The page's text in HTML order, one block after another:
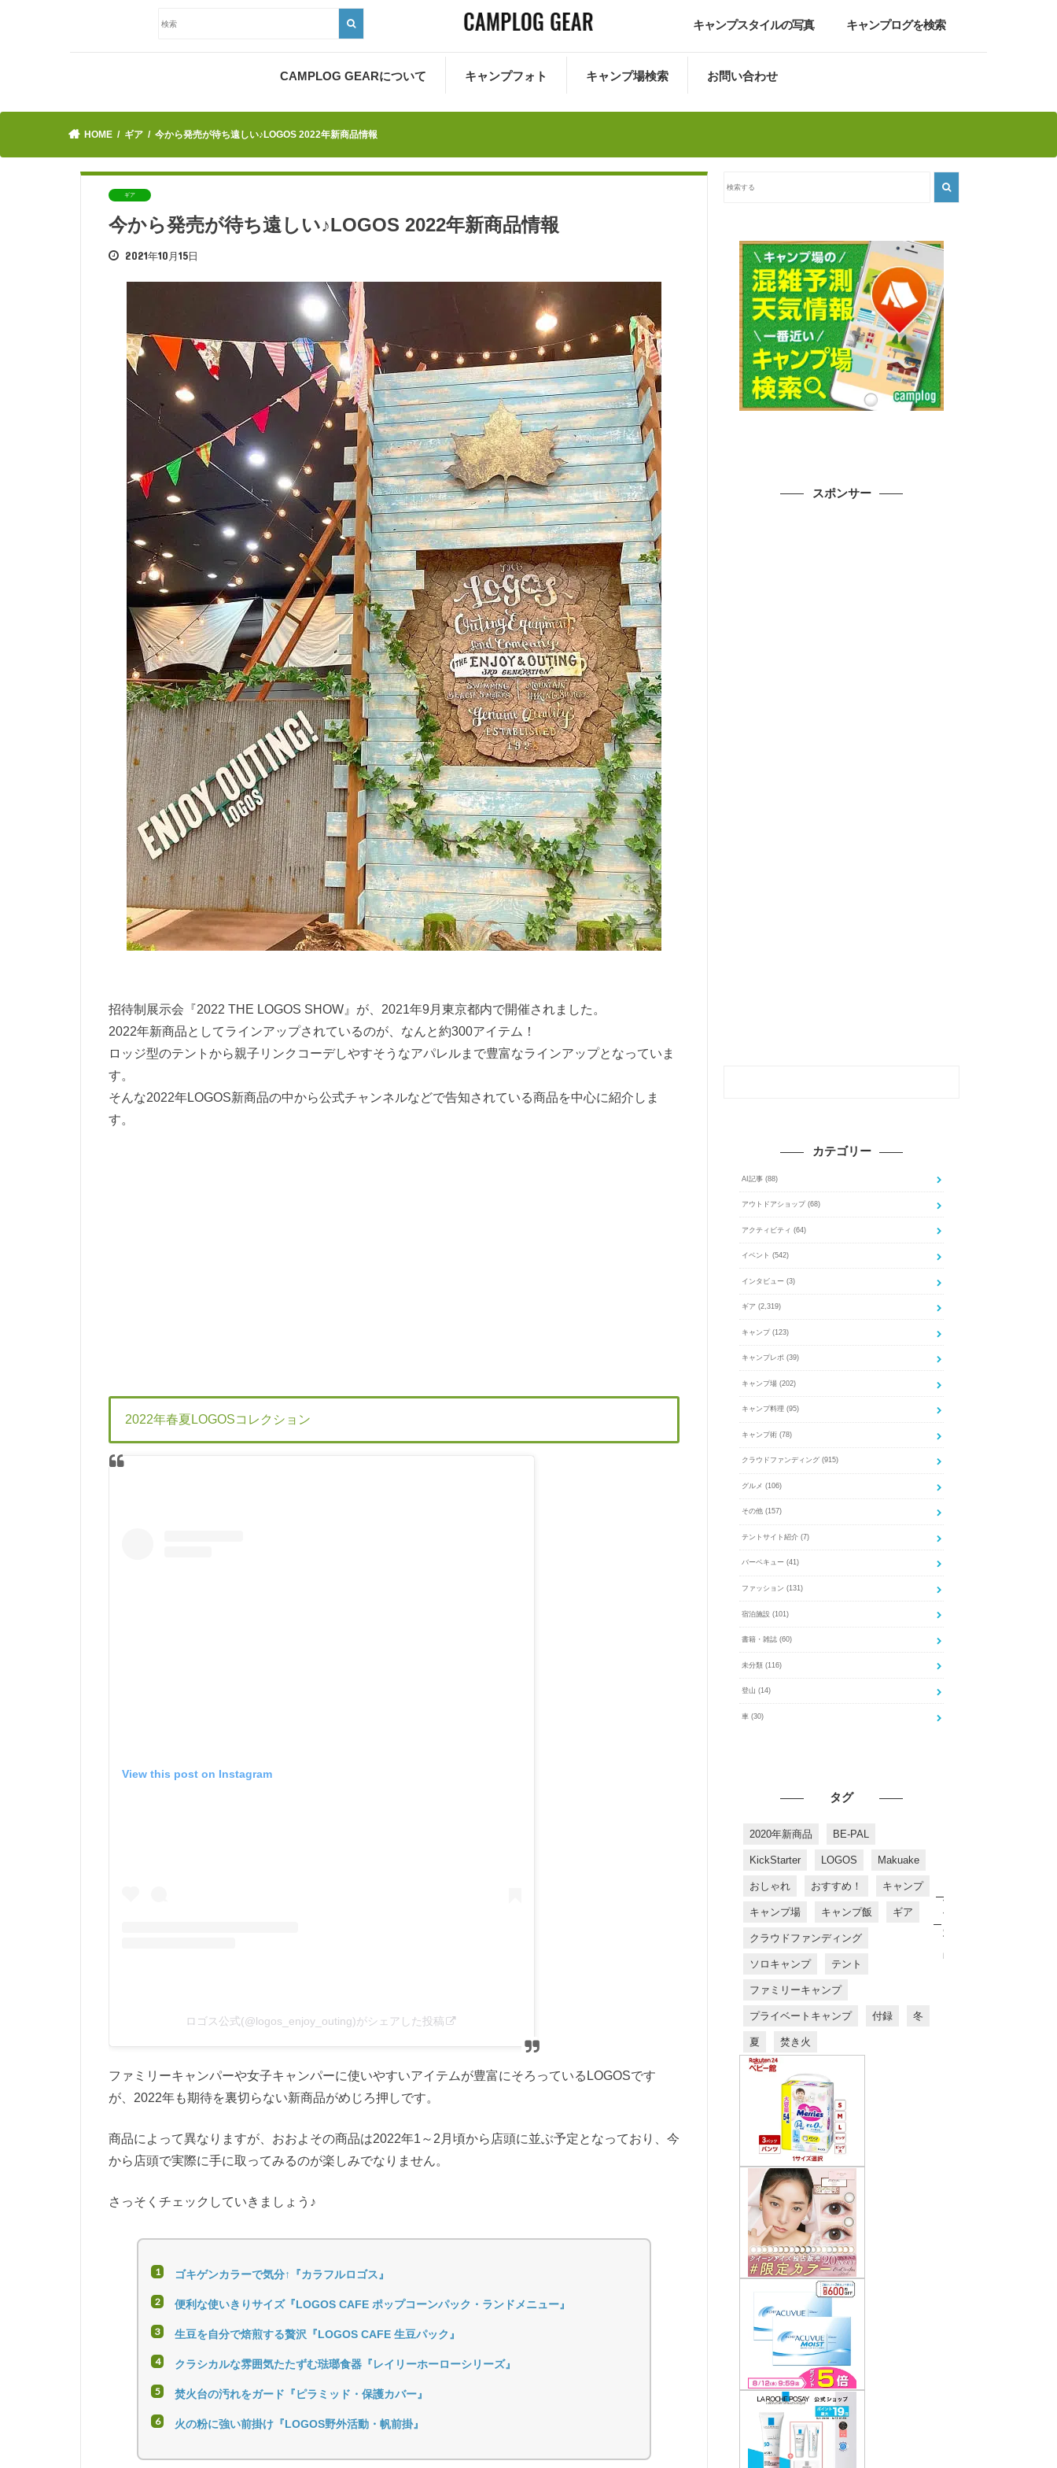
キャンプスタイルの写真 キャンプログを検索
CAMPLOG GEARについて キャンプフォト キャンプ場検索 お問い合わせ
HOME ギア 今から発売が待ち遠しい♪LOGOS 2022年新商品情報
ギア
今から発売が待ち遠しい♪LOGOS 2022年新商品情報
2021年10月15日
招待制展示会『2022 THE LOGOS SHOW』が、2021年9月東京都内で開催されました。
2022年新商品としてラインアップされているのが、なんと約300アイテム！
ロッジ型のテントから親子リンクコーデしやすそうなアパレルまで豊富なラインアップとなっていま
す。
そんな2022年LOGOS新商品の中から公式チャンネルなどで告知されている商品を中心に紹介しま
す。
2022年春夏LOGOSコレクション
View this post on Instagram
ロゴス公式(@logos_enjoy_outing)がシェアした投稿
ファミリーキャンパーや女子キャンパーに使いやすいアイテムが豊富にそろっているLOGOSです
が、2022年も期待を裏切らない新商品がめじろ押しです。
商品によって異なりますが、おおよその商品は2022年1～2月頃から店頭に並ぶ予定となっており、今
から店頭で実際に手に取ってみるのが楽しみでなりません。
さっそくチェックしていきましょう♪
ゴキゲンカラーで気分↑『カラフルロゴス』
便利な使いきりサイズ『LOGOS CAFE ポップコーンパック・ランドメニュー』
生豆を自分で焙煎する贅沢『LOGOS CAFE 生豆パック』
クラシカルな雰囲気たたずむ琺瑯食器『レイリーホーローシリーズ』
焚火台の汚れをガード『ピラミッド・保護カバー』
火の粉に強い前掛け『LOGOS野外活動・帆前掛』
スポンサー
カテゴリー
AI記事 (88)
アウトドアショップ (68)
アクティビティ (64)
イベント (542)
インタビュー (3)
ギア (2,319)
キャンプ (123)
キャンプレポ (39)
キャンプ場 (202)
キャンプ料理 (95)
キャンプ術 (78)
クラウドファンディング (915)
グルメ (106)
その他 (157)
テントサイト紹介 (7)
バーベキュー (41)
ファッション (131)
宿泊施設 (101)
書籍・雑誌 (60)
未分類 (116)
登山 (14)
車 (30)
タグ
2020年新商品 BE-PAL
KickStarter LOGOS Makuake
おしゃれ おすすめ！ キャンプ
キャンプ場 キャンプ飯 ギア
クラウドファンディング
ソロキャンプ テント
ファミリーキャンプ
プライベートキャンプ 付録 冬
夏 焚き火
す
す
め
商
品